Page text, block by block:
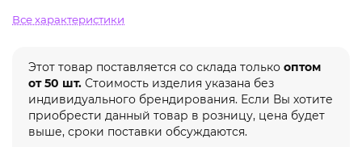
Все характеристики
Этот товар поставляется со склада только оптом
от 50 шт. Стоимость изделия указана без
индивидуального брендирования. Если Вы хотите
приобрести данный товар в розницу, цена будет
выше, сроки поставки обсуждаются.